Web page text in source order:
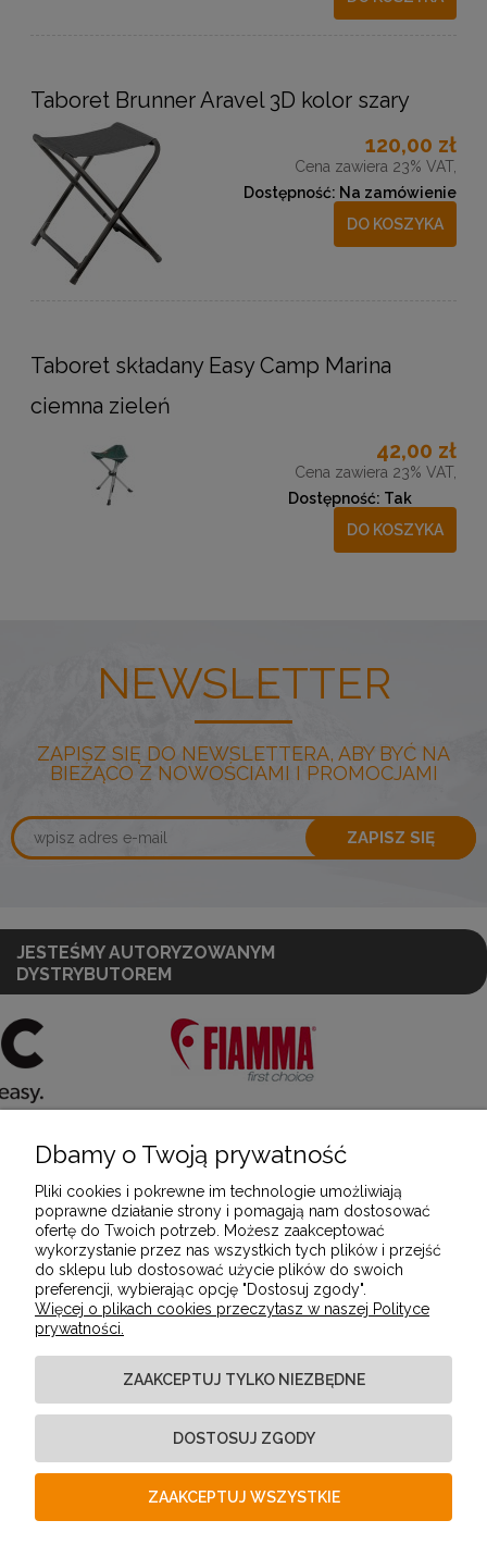
Taboret Brunner Aravel 3D kolor szary
120,00 zł
Cena zawiera 23% VAT,
Dostępność: Na zamówienie
DO KOSZYKA
Taboret składany Easy Camp Marina
ciemna zieleń
42,00 zł
Cena zawiera 23% VAT,
Dostępność: Tak
DO KOSZYKA
NEWSLETTER
ZAPISZ SIĘ DO NEWSLETTERA, ABY BYĆ NA
BIEŻĄCO Z NOWOŚCIAMI I PROMOCJAMI
ZAPISZ SIĘ
JESTEŚMY AUTORYZOWANYM
DYSTRYBUTOREM
POMOC
MOJE KONTO
PŁATNOŚCI I DOSTAWA
INFORMACJE
O NAS
Dbamy o Twoją prywatność
Pliki cookies i pokrewne im technologie umożliwiają
poprawne działanie strony i pomagają nam dostosować
ofertę do Twoich potrzeb. Możesz zaakceptować
wykorzystanie przez nas wszystkich tych plików i przejść
do sklepu lub dostosować użycie plików do swoich
preferencji, wybierając opcję "Dostosuj zgody".
Więcej o plikach cookies przeczytasz w naszej Polityce
prywatności.
ZAAKCEPTUJ TYLKO NIEZBĘDNE
DOSTOSUJ ZGODY
ZAAKCEPTUJ WSZYSTKIE